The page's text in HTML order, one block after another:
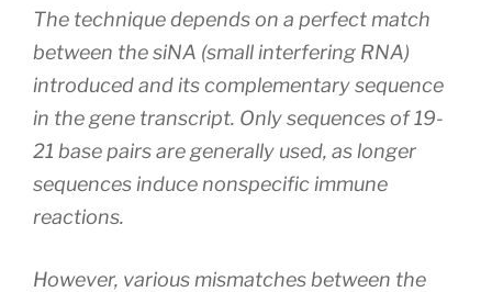
The technique depends on a perfect match
between the siNA (small interfering RNA)
introduced and its complementary sequence
in the gene transcript. Only sequences of 19-
21 base pairs are generally used, as longer
sequences induce nonspecific immune
reactions.
However, various mismatches between the